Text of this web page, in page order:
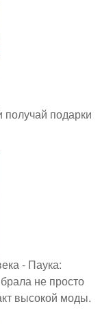
получай подарки
- Паука:
не просто
высокой моды.